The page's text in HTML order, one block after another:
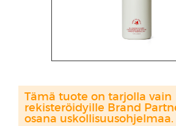
Tämä tuote on tarjolla vain
rekisteröidyille Brand
osana uskollisuusohjelmaa.